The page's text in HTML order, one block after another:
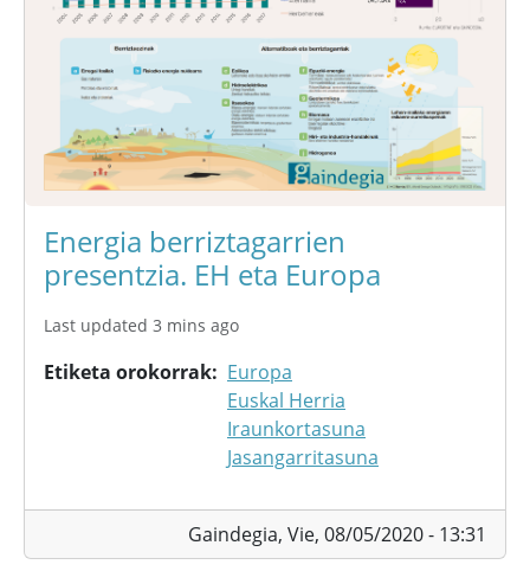
Energia berriztagarrien
presentzia. EH eta Europa
Last updated 3 mins ago
Etiketa orokorrak
Europa
Euskal Herria
Iraunkortasuna
Jasangarritasuna
Gaindegia, Vie, 08/05/2020 - 13:31